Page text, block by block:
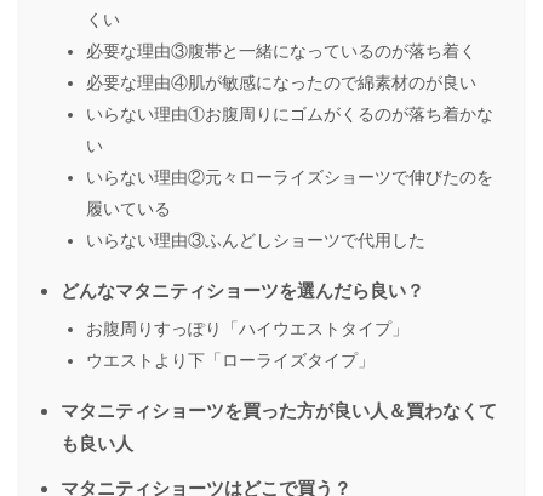
くい
必要な理由③腹帯と一緒になっているのが落ち着く
必要な理由④肌が敏感になったので綿素材のが良い
いらない理由①お腹周りにゴムがくるのが落ち着かな
い
いらない理由②元々ローライズショーツで伸びたのを
履いている
いらない理由③ふんどしショーツで代用した
どんなマタニティショーツを選んだら良い？
お腹周りすっぽり「ハイウエストタイプ」
ウエストより下「ローライズタイプ」
マタニティショーツを買った方が良い人＆買わなくて
も良い人
マタニティショーツはどこで買う？